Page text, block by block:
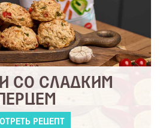
СО СЛАДКИМ
РЕЦЕПТ